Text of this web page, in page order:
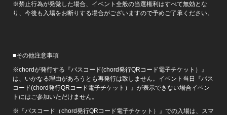
※禁止行為が発覚した場合、イベント全般の当選権利はすべて無効とな
り、今後も入場をお断りする場合がございますので予めご了承ください。
■その他注意事項
※chordが発行する『パスコード(chord発行QRコード電子チケット）』
は、いかなる理由があろうとも再発行は致しません。イベント当日『パス
コード(chord発行QRコード電子チケット）』が表示できない場合イベン
トにはご参加いただけません。
※『パスコード（chord発行QRコード電子チケット）』での入場は、スマ